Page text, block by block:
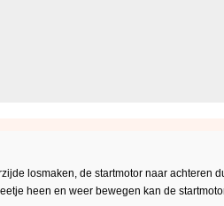
losmaken, de startmotor naar achteren
heen en weer bewegen kan de